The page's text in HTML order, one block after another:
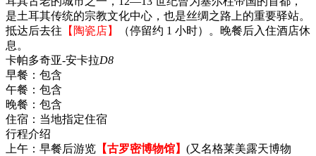
是土耳其传统的宗教文化中心，也是丝绸之路上的重要驿站。
抵达后去往 【陶瓷店】
（停留约 1 小时）。晚餐后入住酒店休
息。
卡帕多奇亚-安卡拉D8
早餐： 包含
午餐： 包含
晚餐： 包含
住宿： 当地指定住宿
行程介绍
上午：早餐后游览 【古罗密博物馆】 (又名格莱美露天博物